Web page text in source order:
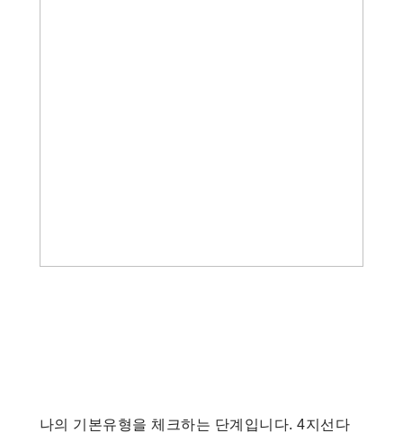
나의 기본유형을 체크하는 단계입니다. 4지선다